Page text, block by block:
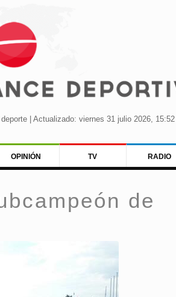
| Actualizado: viernes 31 julio 2026, 15:52
OPINIÓN TV RADIO
de